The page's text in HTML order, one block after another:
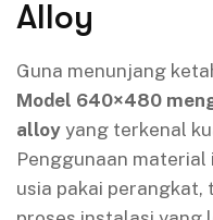
Alloy
Guna menunjang
Model 640×480
alloy yang terkenal
Penggunaan
usia pakai perangkat,